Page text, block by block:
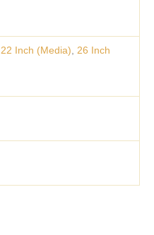
22 Inch (Media), 26 Inch